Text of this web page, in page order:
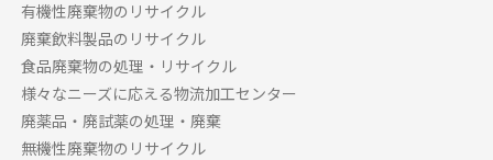
有機性廃棄物のリサイクル
廃棄飲料製品のリサイクル
食品廃棄物の処理・リサイクル
様々なニーズに応える物流加工センター
廃薬品・廃試薬の処理・廃棄
無機性廃棄物のリサイクル